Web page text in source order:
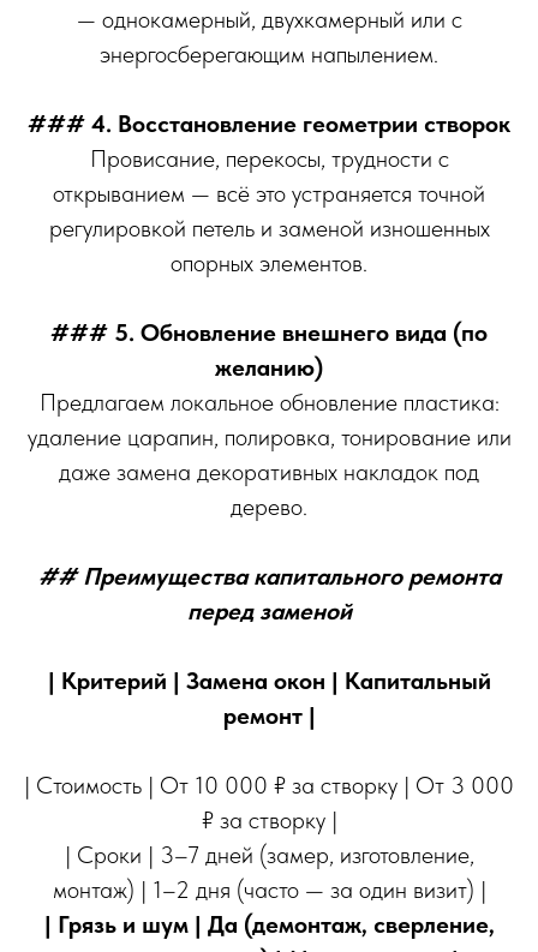
— однокамерный, двухкамерный или с
энергосберегающим напылением.
### 4. Восстановление геометрии створок
Провисание, перекосы, трудности с
открыванием — всё это устраняется точной
регулировкой петель и заменой изношенных
опорных элементов.
### 5. Обновление внешнего вида (по
желанию)
Предлагаем локальное обновление пластика:
удаление царапин, полировка, тонирование или
даже замена декоративных накладок под
дерево.
## Преимущества капитального ремонта
перед заменой
| Критерий | Замена окон | Капитальный
ремонт |
| Стоимость | От 10 000 ₽ за створку | От 3 000
₽ за створку |
| Сроки | 3–7 дней (замер, изготовление,
монтаж) | 1–2 дня (часто — за один визит) |
| Грязь и шум | Да (демонтаж, сверление,